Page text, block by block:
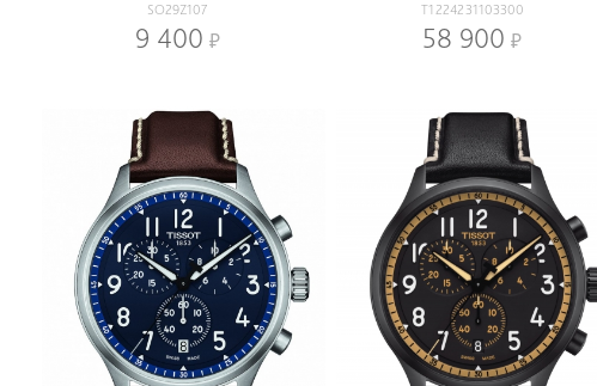
SO29Z107
9 400
T1224231103300
58 900